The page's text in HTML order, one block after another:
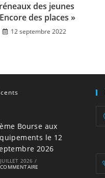
des jeunes
des places »
12 septembre 2022
Bourse aux
le 12
2026
2026 /